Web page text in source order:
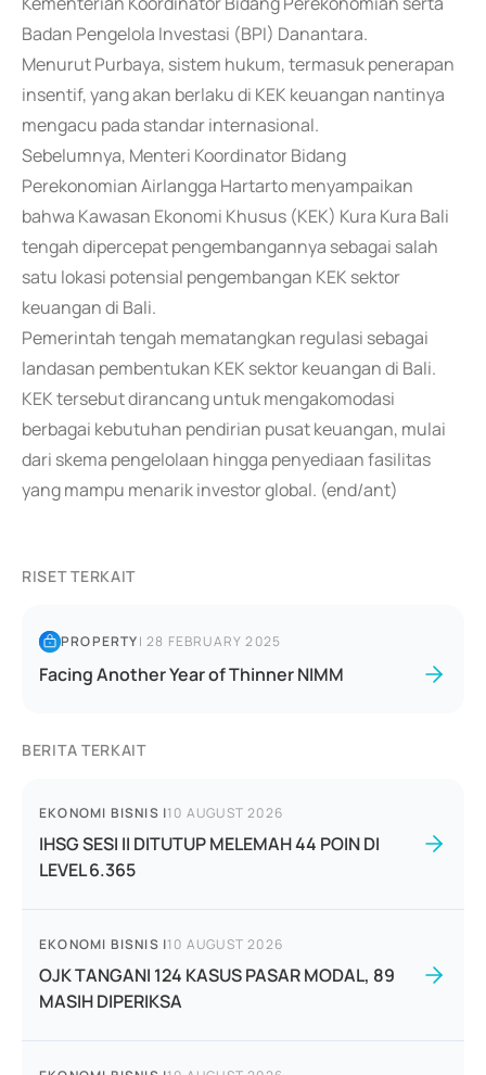
Badan Pengelola Investasi (BPI) Danantara.
Menurut Purbaya, sistem hukum, termasuk penerapan
insentif, yang akan berlaku di KEK keuangan nantinya
mengacu pada standar internasional.
Sebelumnya, Menteri Koordinator Bidang
Perekonomian Airlangga Hartarto menyampaikan
bahwa Kawasan Ekonomi Khusus (KEK) Kura Kura Bali
tengah dipercepat pengembangannya sebagai salah
satu lokasi potensial pengembangan KEK sektor
keuangan di Bali.
Pemerintah tengah mematangkan regulasi sebagai
landasan pembentukan KEK sektor keuangan di Bali.
KEK tersebut dirancang untuk mengakomodasi
berbagai kebutuhan pendirian pusat keuangan, mulai
dari skema pengelolaan hingga penyediaan fasilitas
yang mampu menarik investor global. (end/ant)
RISET TERKAIT
PROPERTY|28 FEBRUARY 2025
Facing Another Year of Thinner NIMM
BERITA TERKAIT
EKONOMI BISNIS |10 AUGUST 2026
IHSG SESI II DITUTUP MELEMAH 44 POIN DI
LEVEL 6.365
EKONOMI BISNIS |10 AUGUST 2026
OJK TANGANI 124 KASUS PASAR MODAL, 89
MASIH DIPERIKSA